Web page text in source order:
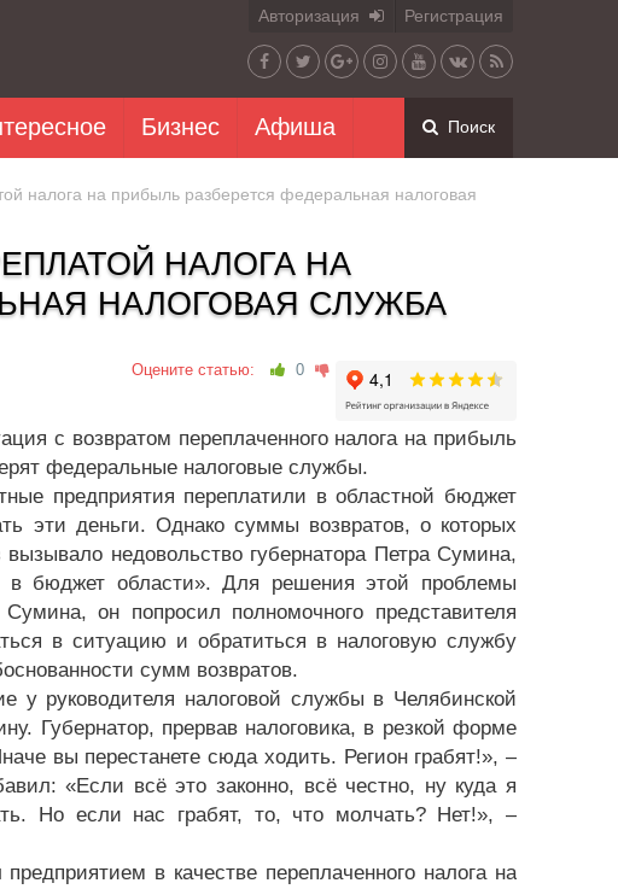
Авторизация Регистрация
Бизнес Афиша Поиск
налога на прибыль разберется федеральная налоговая
НАЛОГА НА
НАЛОГОВАЯ СЛУЖБА
Оцените статью: 0
с возвратом переплаченного налога на прибыль
федеральные налоговые службы.
предприятия переплатили в областной бюджет
эти деньги. Однако суммы возвратов, о которых
недовольство губернатора Петра Сумина,
в бюджет области». Для решения этой проблемы
он попросил полномочного представителя
в ситуацию и обратиться в налоговую службу
сумм возвратов.
у руководителя налоговой службы в Челябинской
Губернатор, прервав налоговика, в резкой форме
вы перестанете сюда ходить. Регион грабят!», –
«Если всё это законно, всё честно, ну куда я
Но если нас грабят, то, что молчать? Нет!», –
в качестве переплаченного налога на